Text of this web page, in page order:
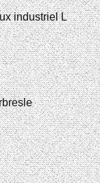
industriel L